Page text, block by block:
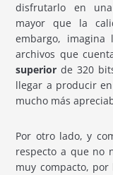
disfrutarlo en
mayor que la
embargo,
archivos que
superior de 320
llegar a producir
mucho más
Por otro lado, y
respecto a que no
muy compacto,